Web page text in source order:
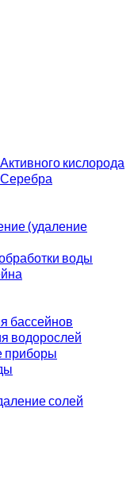
кислорода
(удаление
воды
бассейнов
водорослей
приборы
солей